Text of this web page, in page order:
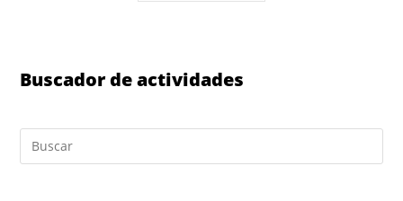
Buscador de actividades